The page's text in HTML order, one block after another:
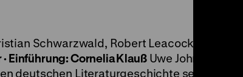
Schwarzwald, Robert Leacock, Text:
·Einführung: Cornelia KlaußUwe Johnson,
deutschen Literaturgeschichte